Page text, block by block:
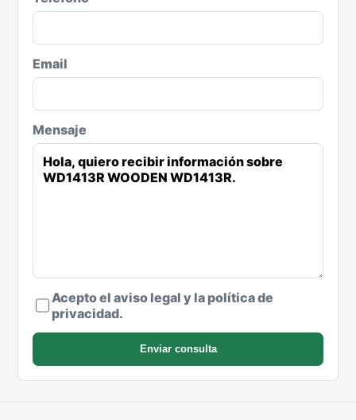
Email
Mensaje
Acepto el aviso legal y la política de
privacidad.
Enviar consulta